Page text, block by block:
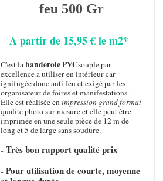
feu 500 Gr
A partir de 15,95 € le m2*
C'est labanderole PVCsouple par
excellence a utiliser en intérieur car
ignifugée donc anti feu et exigé par les
organisateur de foires et manifestations.
Elle est réalisée enimpression grand format
qualité photo sur mesure et elle peut être
imprimée en une seule pièce de 12 m de
long et 5 de large sans soudure.
- Très bon rapport qualité prix
- Pour utilisation de courte, moyenne